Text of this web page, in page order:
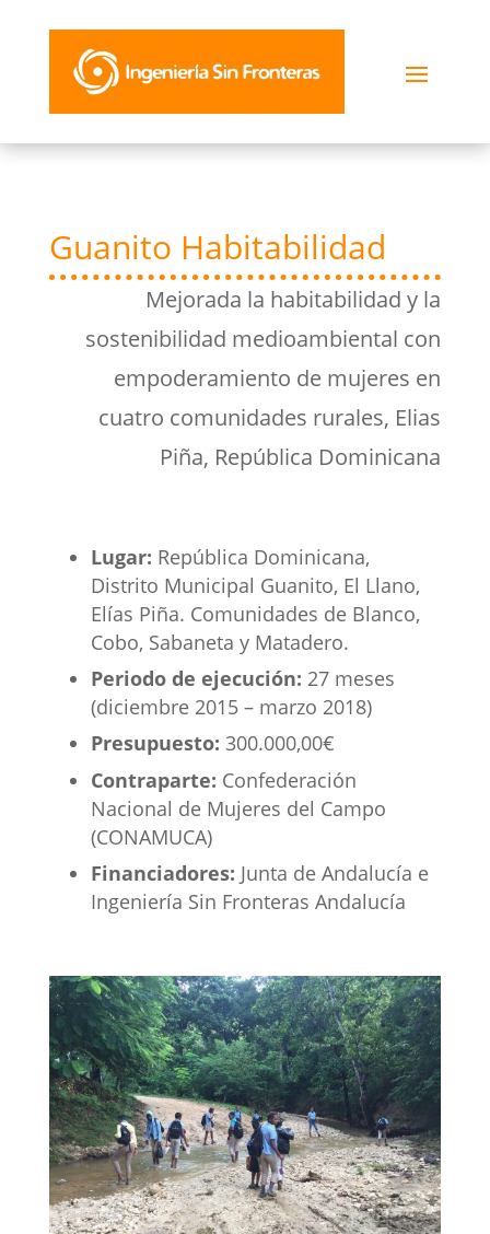
Guanito Habitabilidad
Mejorada la habitabilidad y la
sostenibilidad medioambiental con
empoderamiento de mujeres en
cuatro comunidades rurales, Elias
Piña, República Dominicana
Lugar: República Dominicana,
Distrito Municipal Guanito, El Llano,
Elías Piña. Comunidades de Blanco,
Cobo, Sabaneta y Matadero.
Periodo de ejecución: 27 meses
(diciembre 2015 – marzo 2018)
Presupuesto: 300.000,00€
Contraparte: Confederación
Nacional de Mujeres del Campo
(CONAMUCA)
Financiadores: Junta de Andalucía e
Ingeniería Sin Fronteras Andalucía